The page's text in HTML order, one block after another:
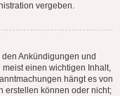
vergeben.
Ankündigungen und
einen wichtigen Inhalt,
hängt es von
erstellen können oder nicht;